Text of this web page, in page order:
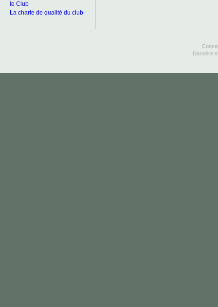
le Club
La charte de qualité du club
Dernière